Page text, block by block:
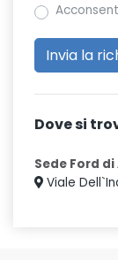
Dove si
Sede Ford
Viale